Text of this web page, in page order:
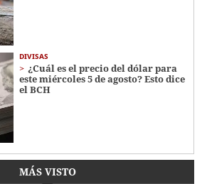
DIVISAS
¿Cuál es el precio del dólar para
este miércoles 5 de agosto? Esto dice
el BCH
MÁS VISTO